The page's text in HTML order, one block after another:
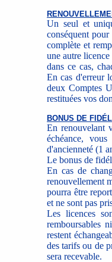
Un seul et
conséquent
complète et
une autre
dans ce cas,
En cas d'erreur
deux Comptes
restituées vos
BONUS DE
En renouvelant
échéance,
d'ancienneté (1
Le bonus de
En cas de
renouvellement
pourra être
et ne sont pas
Les licences
remboursables
restent
des tarifs ou de
sera recevable.